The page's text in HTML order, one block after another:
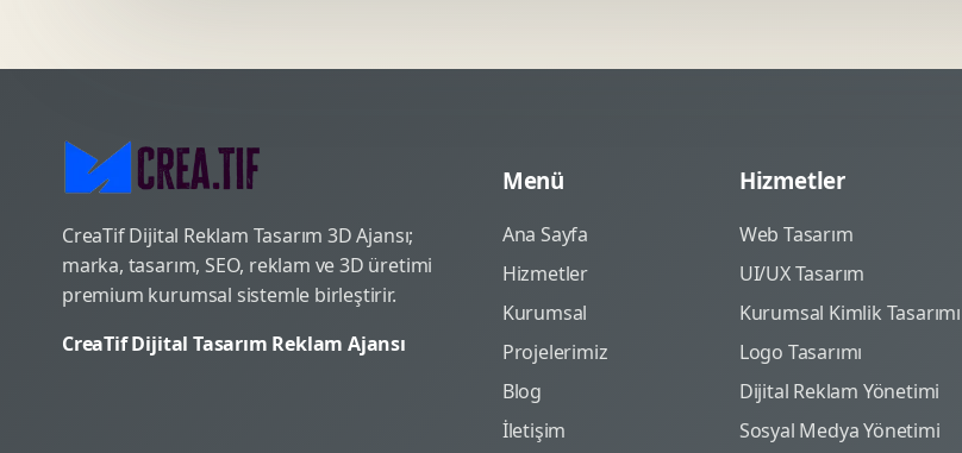
CreaTif Dijital Reklam Tasarım 3D Ajansı;
marka, tasarım, SEO, reklam ve 3D üretimi
premium kurumsal sistemle birleştirir.
CreaTif Dijital Tasarım Reklam Ajansı
Menü
Ana Sayfa
Hizmetler
Kurumsal
Projelerimiz
Blog
İletişim
Hizmetler
Web Tasarım
UI/UX Tasarım
Kurumsal Kimlik Tasarımı
Logo Tasarımı
Dijital Reklam Yönetimi
Sosyal Medya Yönetimi